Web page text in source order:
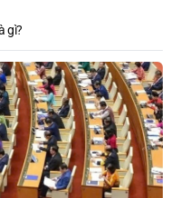
gì?